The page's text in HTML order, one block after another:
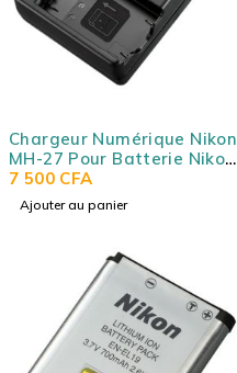
Chargeur Numérique Nikon
MH-27 Pour Batterie Nikon
EN-EL20 EN-EL20a
7 500 CFA
Ajouter au panier